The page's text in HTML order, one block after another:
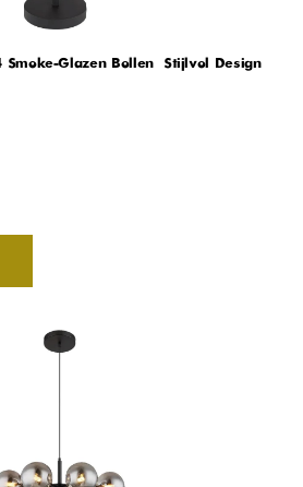
Glazen Bollen – Stijlvol Design